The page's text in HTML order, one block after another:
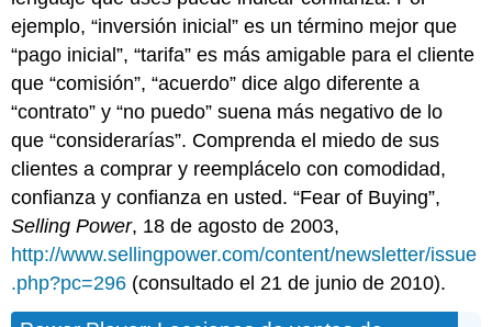
ejemplo, “inversión inicial” es un término mejor que
“pago inicial”, “tarifa” es más amigable para el cliente
que “comisión”, “acuerdo” dice algo diferente a
“contrato” y “no puedo” suena más negativo de lo
que “considerarías”. Comprenda el miedo de sus
clientes a comprar y reemplácelo con comodidad,
confianza y confianza en usted. “Fear of Buying”,
Selling Power, 18 de agosto de 2003,
http://www.sellingpower.com/content/newsletter/issue
.php?pc=296 (consultado el 21 de junio de 2010).